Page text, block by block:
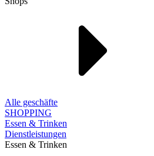
Alle geschäfte
SHOPPING
Essen & Trinken
Dienstleistungen
Essen & Trinken